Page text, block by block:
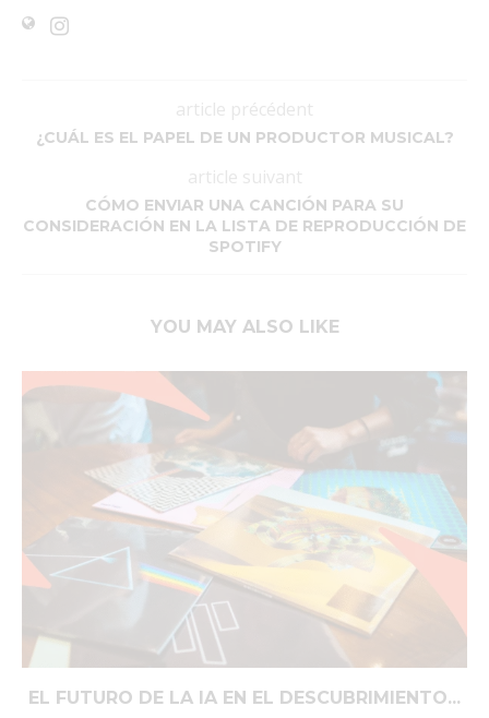
article précédent
¿CUÁL ES EL PAPEL DE UN PRODUCTOR MUSICAL?
article suivant
CÓMO ENVIAR UNA CANCIÓN PARA SU
CONSIDERACIÓN EN LA LISTA DE REPRODUCCIÓN DE
SPOTIFY
YOU MAY ALSO LIKE
EL FUTURO DE LA IA EN EL DESCUBRIMIENTO...